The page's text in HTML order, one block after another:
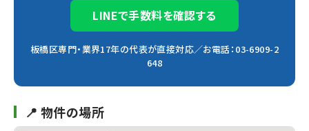
LINEで手数料を確認する
板橋区専門・業界17年の代表が直接対応／お電話：03-6909-2
648
📍 物件の場所